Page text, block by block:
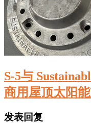
S-5与
商用屋顶太阳
发表回复